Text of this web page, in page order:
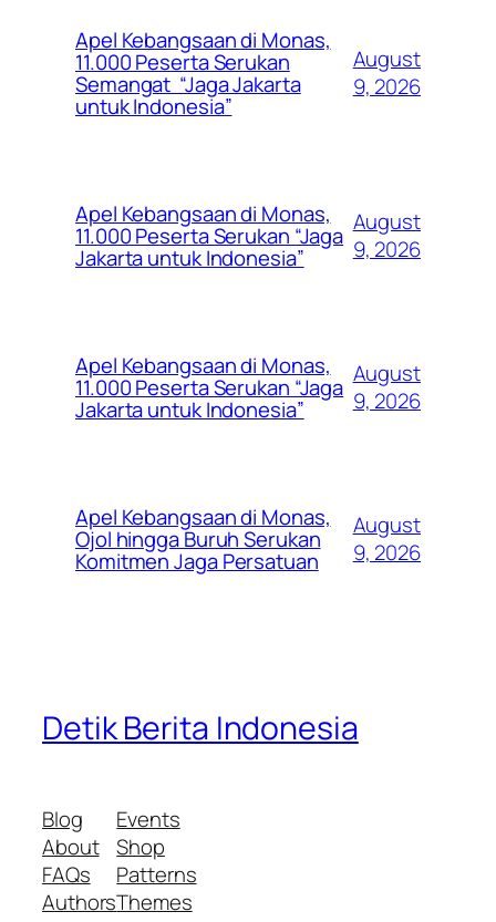
Apel Kebangsaan di Monas,
11.000 Peserta Serukan
Semangat “Jaga Jakarta
untuk Indonesia”
August
9, 2026
Apel Kebangsaan di Monas,
11.000 Peserta Serukan “Jaga
Jakarta untuk Indonesia”
August
9, 2026
Apel Kebangsaan di Monas,
11.000 Peserta Serukan “Jaga
Jakarta untuk Indonesia”
August
9, 2026
Apel Kebangsaan di Monas,
Ojol hingga Buruh Serukan
Komitmen Jaga Persatuan
August
9, 2026
Detik Berita Indonesia
Blog
About
FAQs
Authors
Events
Shop
Patterns
Themes